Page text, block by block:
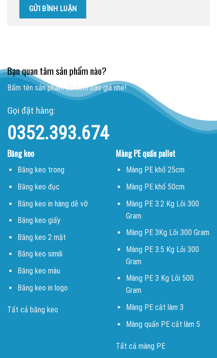
Bạn quan tâm sản phẩm nào?
Bấm tên sản phẩm để xem báo giá nhé!
Gọi đặt hàng:
0352.393.674
Băng keo
Băng keo trong
Băng keo đục
Băng keo in hàng dễ vỡ
Băng keo giấy
Băng keo 2 mặt
Băng keo simili
Băng keo màu
Băng keo in logo
Tất cả băng keo
Màng PE quấn pallet
Màng PE khổ 25cm
Màng PE khổ 50cm
Màng PE 3.2 Kg Lõi 300
Gram
Màng PE 3Kg Lõi 300 Gram
Màng PE 3.5 Kg Lõi 300
Gram
Màng PE 3 Kg Lõi 500
Gram
Màng PE cắt làm 3
Màng quấn PE cắt làm 5
Tất cả màng PE